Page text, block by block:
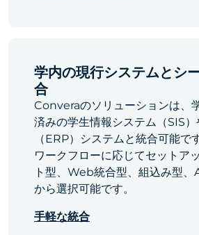
学内の現行システムとシ
合
Converaのソリューションは、
済みの学生情報システム（SIS
（ERP）システムと統合可能で
ワークフローに応じてセットア
ト型、Web統合型、組込み型、
から選択可能です。
手軽な統合